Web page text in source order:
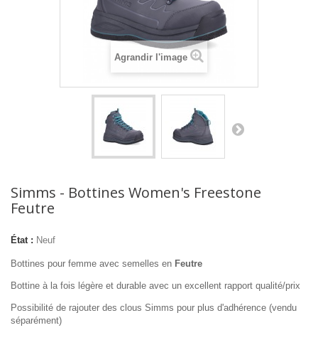
Agrandir l'image
Simms - Bottines Women's Freestone
Feutre
État : Neuf
Bottines pour femme avec semelles en Feutre
Bottine à la fois légère et durable avec un excellent rapport qualité/prix
Possibilité de rajouter des clous Simms pour plus d'adhérence (vendu
séparément)